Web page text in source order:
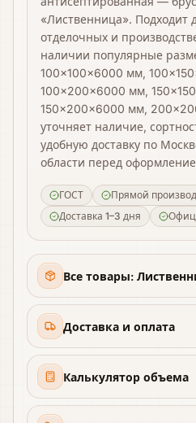
«Лиственница». Подходит
отделочных и
наличии популярные
100×100×6000 мм,
100×200×6000 мм,
150×200×6000 мм,
уточняет наличие,
удобную доставку по
области перед
ГОСТ
Прямой
Доставка 1–3 дня
Все товары:
Доставка и оплата
Калькулятор объема